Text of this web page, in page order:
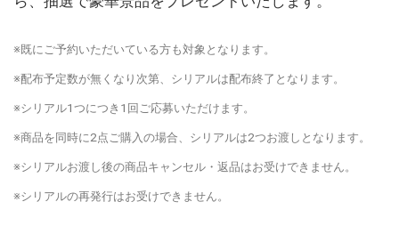
※既にご予約いただいている方も対象となります。
※配布予定数が無くなり次第、シリアルは配布終了となります。
※シリアル1つにつき1回ご応募いただけます。
※商品を同時に2点ご購入の場合、シリアルは2つお渡しとなります。
※シリアルお渡し後の商品キャンセル・返品はお受けできません。
※シリアルの再発行はお受けできません。